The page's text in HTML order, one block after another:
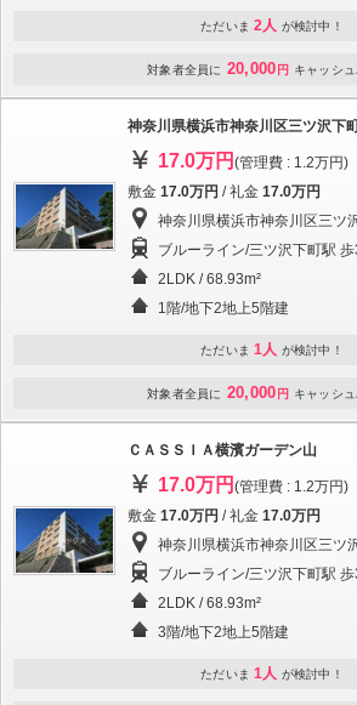
ただいま 2人 が検討中！
対象者全員に 20,000 円 キャッシ
神奈川県横浜市神奈川区三ツ沢下
17.0万円 (管理費 : 1.2万円)
敷金 17.0万円 / 礼金 17.0万円
神奈川県横浜市神奈川区三ツ
ブルーライン/三ツ沢下町駅
2LDK / 68.93m²
1階/地下2地上5階建
ただいま 1人 が検討中！
対象者全員に 20,000 円 キャッシ
ＣＡＳＳＩＡ横濱ガーデン山
17.0万円 (管理費 : 1.2万円)
敷金 17.0万円 / 礼金 17.0万円
神奈川県横浜市神奈川区三ツ
ブルーライン/三ツ沢下町駅
2LDK / 68.93m²
3階/地下2地上5階建
ただいま 1人 が検討中！